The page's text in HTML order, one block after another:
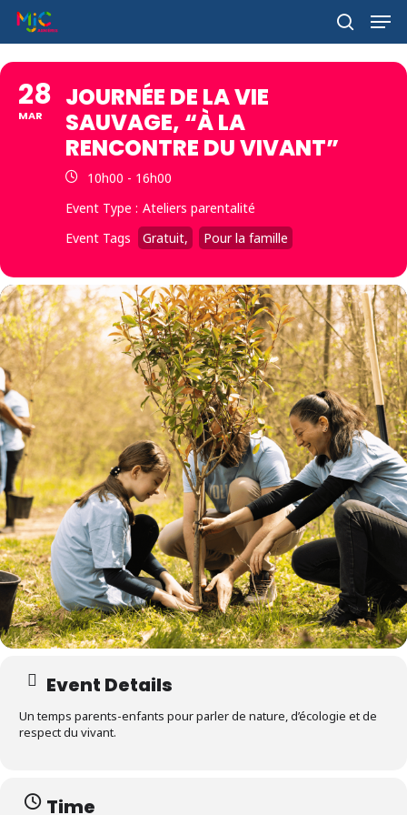
Skip
main
content
search
28
MAR
JOURNÉE DE LA VIE
SAUVAGE, “À LA
RENCONTRE DU VIVANT”
10h00 - 16h00
Event Type : Ateliers parentalité
Event Tags
Gratuit, Pour la famille
Event Details
Un temps parents-enfants pour parler de nature, d’écologie et de
respect du vivant.
Time